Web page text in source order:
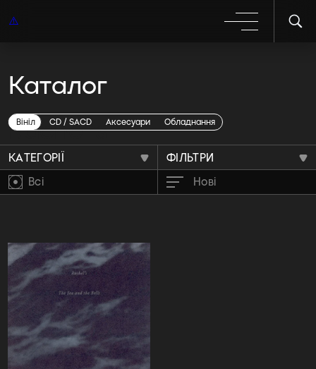
Каталог
Вініл CD / SACD Аксесуари Обладнання
Rachel"s
КАТЕГОРІЇ
ФІЛЬТРИ
Всі
Нові